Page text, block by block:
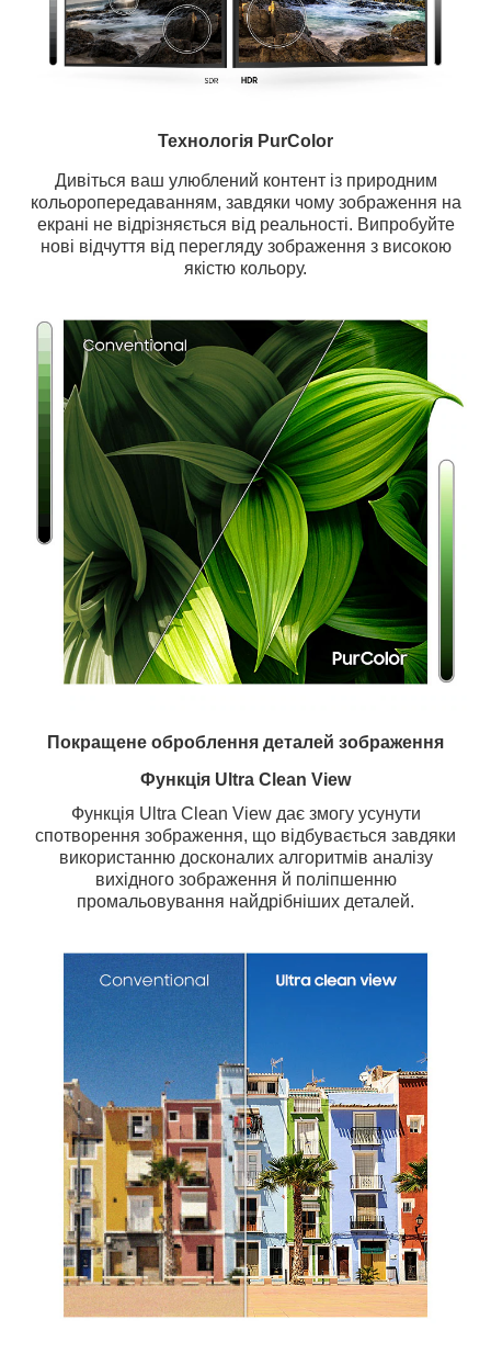
Технологія PurColor
Дивіться ваш улюблений контент із природним
кольоропередаванням, завдяки чому зображення на
екрані не відрізняється від реальності. Випробуйте
нові відчуття від перегляду зображення з високою
якістю кольору.
Покращене оброблення деталей зображення
Функція Ultra Clean View
Функція Ultra Clean View дає змогу усунути
спотворення зображення, що відбувається завдяки
використанню досконалих алгоритмів аналізу
вихідного зображення й поліпшенню
промальовування найдрібніших деталей.